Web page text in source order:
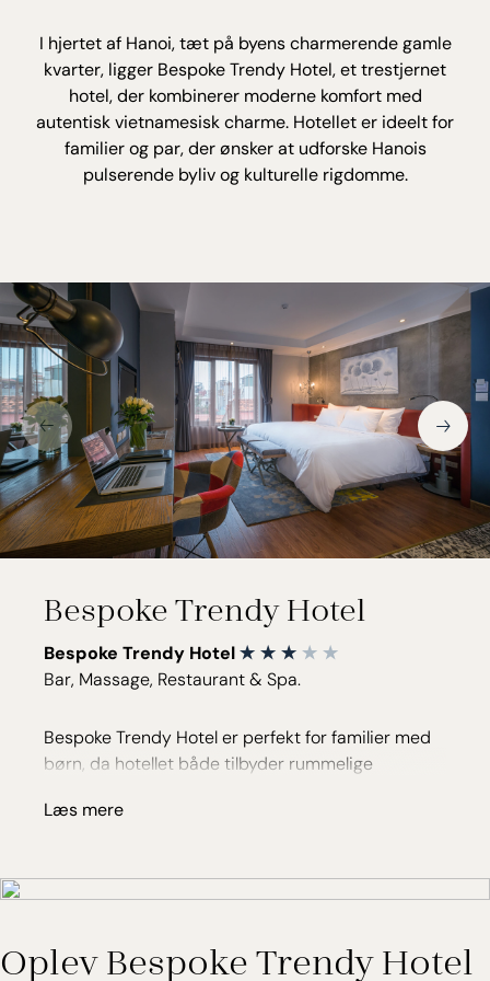
I hjertet af Hanoi, tæt på byens charmerende gamle
kvarter, ligger Bespoke Trendy Hotel, et trestjernet
hotel, der kombinerer moderne komfort med
autentisk vietnamesisk charme. Hotellet er ideelt for
familier og par, der ønsker at udforske Hanois
pulserende byliv og kulturelle rigdomme.
Bespoke Trendy Hotel
Bespoke Trendy Hotel
Bar, Massage, Restaurant & Spa.
Bespoke Trendy Hotel er perfekt for familier med
børn, da hotellet både tilbyder rummelige
sammenhængende værelser, som sikrer en
Trendy Deluxe værelser og Trendy Suites, her
bekvemmeligheder. Hotellets restaurant,
Nabemono Wagyu Hotpot Buffet, byder på en
Læs mere
Oplev Bespoke Trendy Hotel